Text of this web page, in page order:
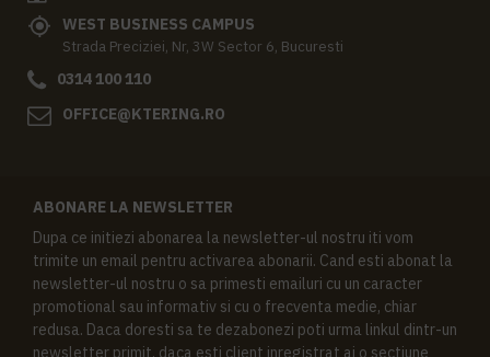
WEST BUSINESS CAMPUS
Strada Preciziei, Nr, 3W Sector 6, Bucuresti
0314 100 110
OFFICE@KTERING.RO
ABONARE LA NEWSLETTER
Dupa ce initiezi abonarea la newsletter-ul nostru iti vom
trimite un email pentru activarea abonarii. Cand esti abonat la
newsletter-ul nostru o sa primesti emailuri cu un caracter
promotional sau informativ si cu o frecventa medie, chiar
redusa. Daca doresti sa te dezabonezi poti urma linkul dintr-un
newsletter primit, daca esti client inregistrat ai o sectiune